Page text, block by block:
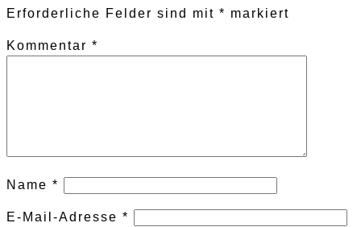
Erforderliche Felder sind mit * markiert
Kommentar *
Name *
E-Mail-Adresse *